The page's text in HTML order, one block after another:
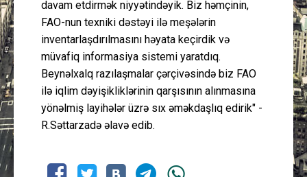
davam etdirmək niyyətindəyik. Biz həmçinin,
FAO-nun texniki dəstəyi ilə meşələrin
inventarlaşdırılmasını həyata keçirdik və
müvafiq informasiya sistemi yaratdıq.
Beynəlxalq razılaşmalar çərçivəsində biz FAO
ilə iqlim dəyişikliklərinin qarşısının alınmasına
yönəlmiş layihələr üzrə sıx əməkdaşlıq edirik" -
R.Səttarzadə əlavə edib.